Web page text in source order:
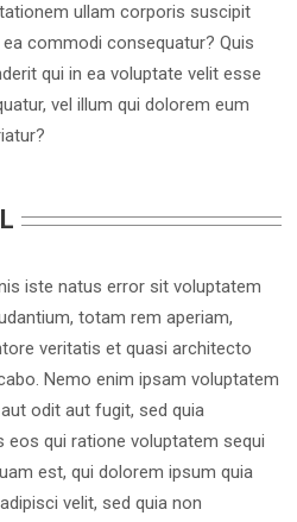
ullam corporis suscipit
commodi consequatur? Quis
qui in ea voluptate velit esse
vel illum qui dolorem eum
iste natus error sit voluptatem
totam rem aperiam,
veritatis et quasi architecto
Nemo enim ipsam voluptatem
odit aut fugit, sed quia
eos qui ratione voluptatem sequi
est, qui dolorem ipsum quia
velit, sed quia non